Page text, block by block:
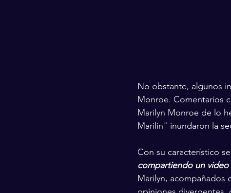
No obstante, algunos
Monroe. Comentarios
Marilyn Monroe de lo
Marilin" inundaron la
Con su característico
compartiendo un video
Marilyn, acompañados